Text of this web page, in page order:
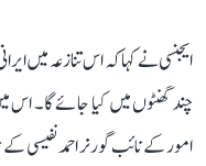
ایجنسی نے کہا کہ اس تنازعہ میں
چند گھنٹوں میں کیا جائے گا۔ اس
امور کے نائب گورنر احمد نفیسی